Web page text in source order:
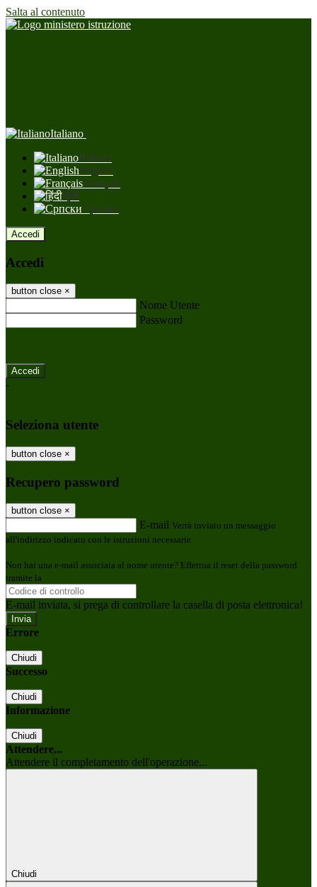
Salta al contenuto
Italiano
Italiano
English
Français
हिंदी
Српски
Accedi
Accedi
button close ×
Nome Utente
Password
-
Seleziona utente
button close ×
Recupero password
button close ×
E-mail Verrà inviato un messaggio
all'indirizzo indicato con le istruzioni necessarie.
Non hai una e-mail associata al nome utente? Effettua il reset della password
tramite la
E-mail inviata, si prega di controllare la casella di posta elettronica!
Errore
Chiudi
Successo
Chiudi
Informazione
Chiudi
Attendere...
Attendere il completamento dell'operazione...
Chiudi